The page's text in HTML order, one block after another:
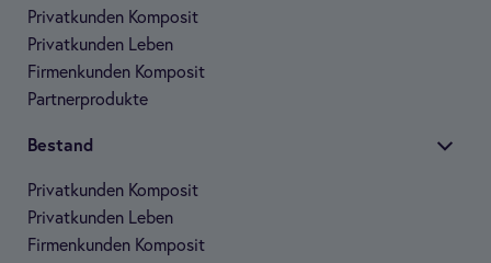
Pri­vat­kun­den Kom­po­sit
Pri­vat­kun­den Leben
Fir­men­kun­den Kom­po­sit
Part­ner­pro­dukte
Bestand
Pri­vat­kun­den Kom­po­sit
Pri­vat­kun­den Leben
Fir­men­kun­den Kom­po­sit